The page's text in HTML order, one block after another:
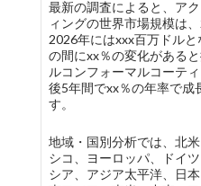
最新の調査によると、ア
ィングの世界市場規模は
2026年にはxxx百万ドル
の間にxx％の変化がある
ルコンフォーマルコーテ
後5年間でxx％の年率で成
す。
地域・国別分析では、北
シコ、ヨーロッパ、ドイ
シア、アジア太平洋、日